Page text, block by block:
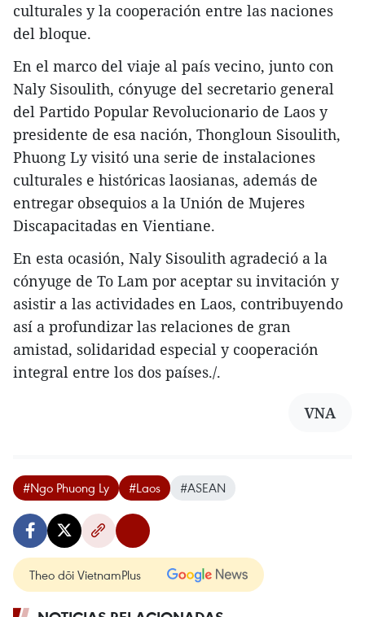
culturales y la cooperación entre las naciones
del bloque.
En el marco del viaje al país vecino, junto con
Naly Sisoulith, cónyuge del secretario general
del Partido Popular Revolucionario de Laos y
presidente de esa nación, Thongloun Sisoulith,
Phuong Ly visitó una serie de instalaciones
culturales e históricas laosianas, además de
entregar obsequios a la Unión de Mujeres
Discapacitadas en Vientiane.
En esta ocasión, Naly Sisoulith agradeció a la
cónyuge de To Lam por aceptar su invitación y
asistir a las actividades en Laos, contribuyendo
así a profundizar las relaciones de gran
amistad, solidaridad especial y cooperación
integral entre los dos países./.
VNA
#Ngo Phuong Ly #Laos #ASEAN
Theo dõi VietnamPlus